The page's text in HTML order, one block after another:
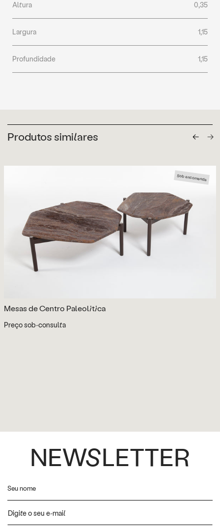
Altura 0,35
Largura 1,15
Profundidade 1,15
Produtos similares
Sob encomenda
Mesas de Centro Paleolitica
Preço sob-consulta
NEWSLETTER